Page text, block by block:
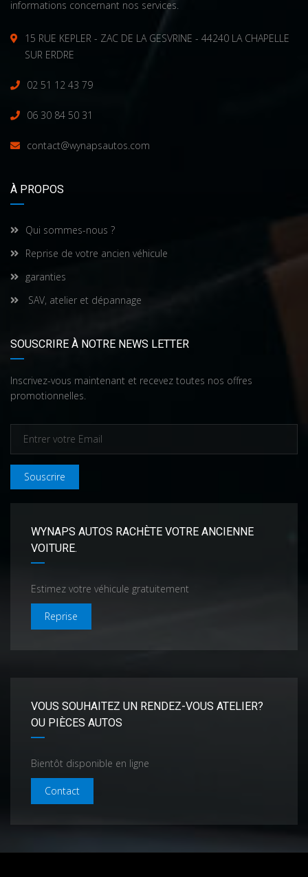
informations concernant nos services.
15 RUE KEPLER - ZAC DE LA GESVRINE - 44240 LA CHAPELLE
SUR ERDRE
02 51 12 43 79
06 30 84 50 31
contact@wynapsautos.com
À PROPOS
Qui sommes-nous ?
Reprise de votre ancien véhicule
garanties
SAV, atelier et dépannage
SOUSCRIRE À NOTRE NEWS LETTER
Inscrivez-vous maintenant et recevez toutes nos offres
promotionnelles.
Souscrire
WYNAPS AUTOS RACHÈTE VOTRE ANCIENNE
VOITURE.
Estimez votre véhicule gratuitement
Reprise
VOUS SOUHAITEZ UN RENDEZ-VOUS ATELIER?
OU PIÈCES AUTOS
Bientôt disponible en ligne
Contact